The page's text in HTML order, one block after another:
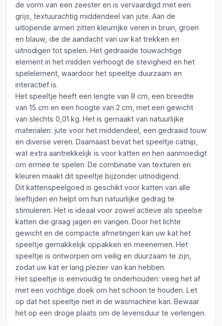
de vorm van een zeester en is vervaardigd met een
grijs, textuurachtig middendeel van jute. Aan de
uitlopende armen zitten kleurrijke veren in bruin, groen
en blauw, die de aandacht van uw kat trekken en
uitnodigen tot spelen. Het gedraaide touwachtige
element in het midden verhoogt de stevigheid en het
spelelement, waardoor het speeltje duurzaam en
interactief is.
Het speeltje heeft een lengte van 8 cm, een breedte
van 15 cm en een hoogte van 2 cm, met een gewicht
van slechts 0,01 kg. Het is gemaakt van natuurlijke
materialen: jute voor het middendeel, een gedraaid touw
en diverse veren. Daarnaast bevat het speeltje catnip,
wat extra aantrekkelijk is voor katten en hen aanmoedigt
om ermee te spelen. De combinatie van texturen en
kleuren maakt dit speeltje bijzonder uitnodigend.
Dit kattenspeelgoed is geschikt voor katten van alle
leeftijden en helpt om hun natuurlijke gedrag te
stimuleren. Het is ideaal voor zowel actieve als speelse
katten die graag jagen en vangen. Door het lichte
gewicht en de compacte afmetingen kan uw kat het
speeltje gemakkelijk oppakken en meenemen. Het
speeltje is ontworpen om veilig en duurzaam te zijn,
zodat uw kat er lang plezier van kan hebben.
Het speeltje is eenvoudig te onderhouden: veeg het af
met een vochtige doek om het schoon te houden. Let
op dat het speeltje niet in de wasmachine kan. Bewaar
het op een droge plaats om de levensduur te verlengen.